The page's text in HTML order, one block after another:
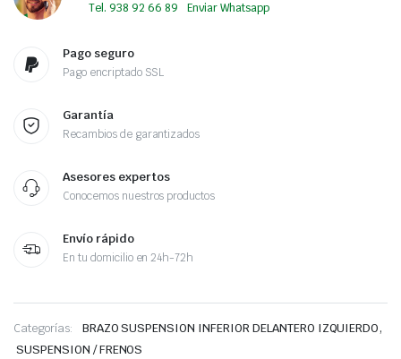
Tel. 938 92 66 89 Enviar Whatsapp
Pago seguro
Pago encriptado SSL
Garantía
Recambios de garantizados
Asesores expertos
Conocemos nuestros productos
Envío rápido
En tu domicilio en 24h-72h
Categorías: BRAZO SUSPENSION INFERIOR DELANTERO IZQUIERDO,
SUSPENSION / FRENOS